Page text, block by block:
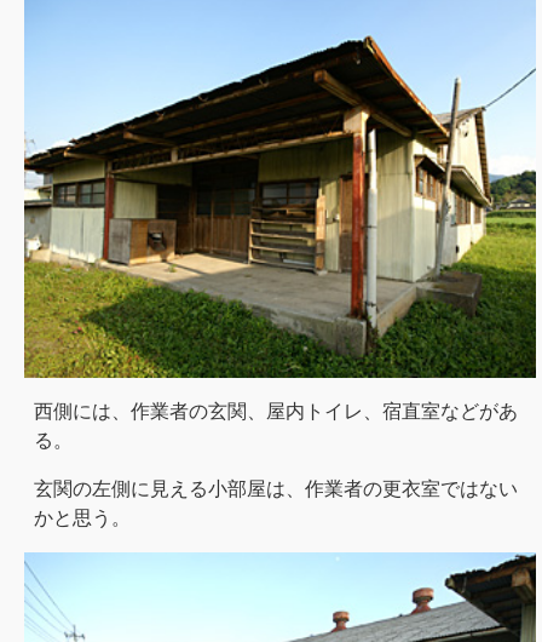
西側には、作業者の玄関、屋内トイレ、宿直室などがあ
る。
玄関の左側に見える小部屋は、作業者の更衣室ではない
かと思う。